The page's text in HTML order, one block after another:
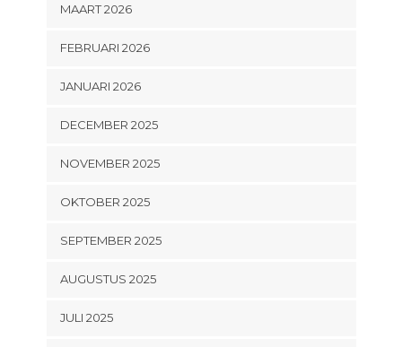
MAART 2026
FEBRUARI 2026
JANUARI 2026
DECEMBER 2025
NOVEMBER 2025
OKTOBER 2025
SEPTEMBER 2025
AUGUSTUS 2025
JULI 2025